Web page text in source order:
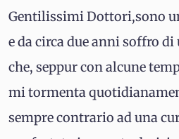
Gentilissimi Dottori,sono
e da circa due anni soffro
che, seppur con alcune
mi tormenta
sempre contrario ad una